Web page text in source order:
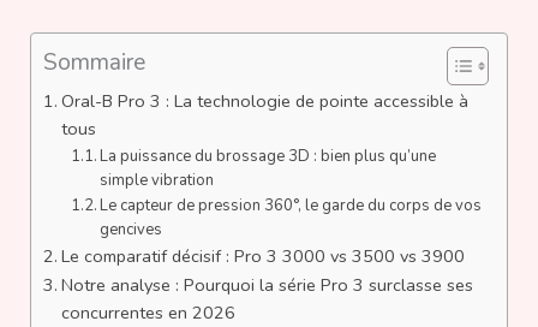
Sommaire
Oral-B Pro 3 : La technologie de pointe accessible à
tous
La puissance du brossage 3D : bien plus qu’une
simple vibration
Le capteur de pression 360°, le garde du corps de vos
gencives
Le comparatif décisif : Pro 3 3000 vs 3500 vs 3900
Notre analyse : Pourquoi la série Pro 3 surclasse ses
concurrentes en 2026